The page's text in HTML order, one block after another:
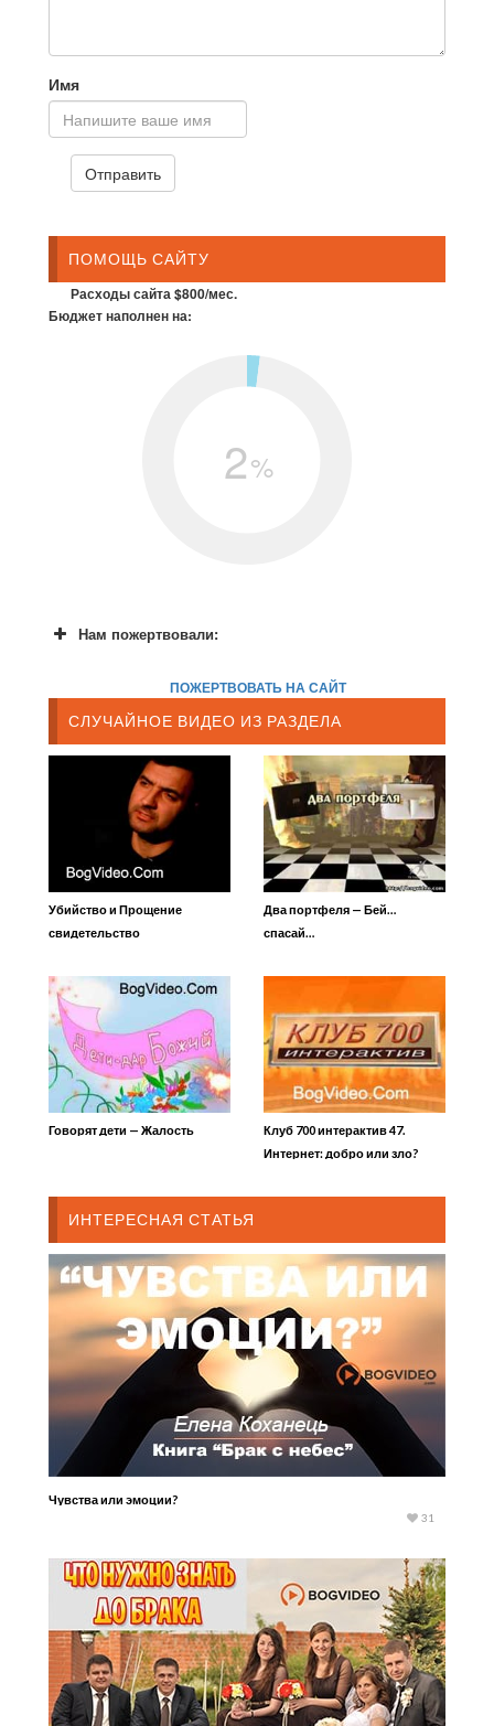
Имя
ПОМОЩЬ САЙТУ
Расходы сайта $800/мес.
Бюджет наполнен на:
2%
Нам пожертвовали:
ПОЖЕРТВОВАТЬ НА САЙТ
СЛУЧАЙНОЕ ВИДЕО ИЗ РАЗДЕЛА
Убийство и Прощение
свидетельство
Два портфеля — Бей…
спасай…
Говорят дети — Жалость
Клуб 700 интерактив 47.
Интернет: добро или зло?
ИНТЕРЕСНАЯ СТАТЬЯ
Чувства или эмоции?
31